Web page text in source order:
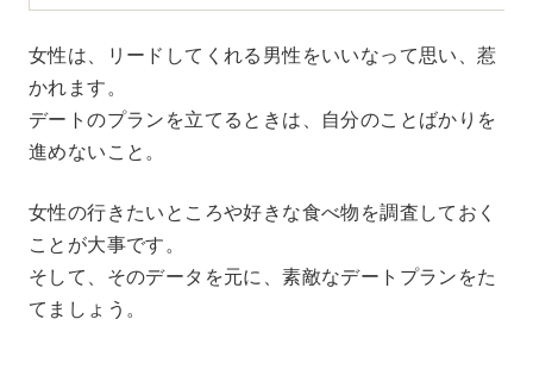
女性は、リードしてくれる男性をいいなって思い、惹
かれます。
デートのプランを立てるときは、自分のことばかりを
進めないこと。
女性の行きたいところや好きな食べ物を調査しておく
ことが大事です。
そして、そのデータを元に、素敵なデートプランをた
てましょう。